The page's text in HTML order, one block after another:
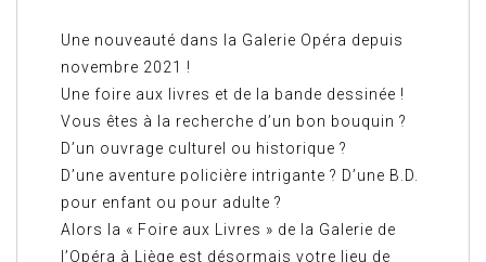
Une nouveauté dans la Galerie Opéra depuis
novembre 2021 !
Une foire aux livres et de la bande dessinée !
Vous êtes à la recherche d’un bon bouquin ?
D’un ouvrage culturel ou historique ?
D’une aventure policière intrigante ? D’une B.D.
pour enfant ou pour adulte ?
Alors la « Foire aux Livres » de la Galerie de
l’Opéra à Liège est désormais votre lieu de